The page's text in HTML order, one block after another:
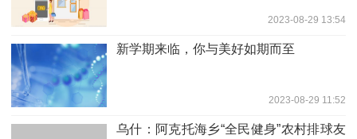
2023-08-29 13:54
新学期来临，你与美好如期而至
2023-08-29 11:52
乌什：阿克托海乡“全民健身”农村排球友